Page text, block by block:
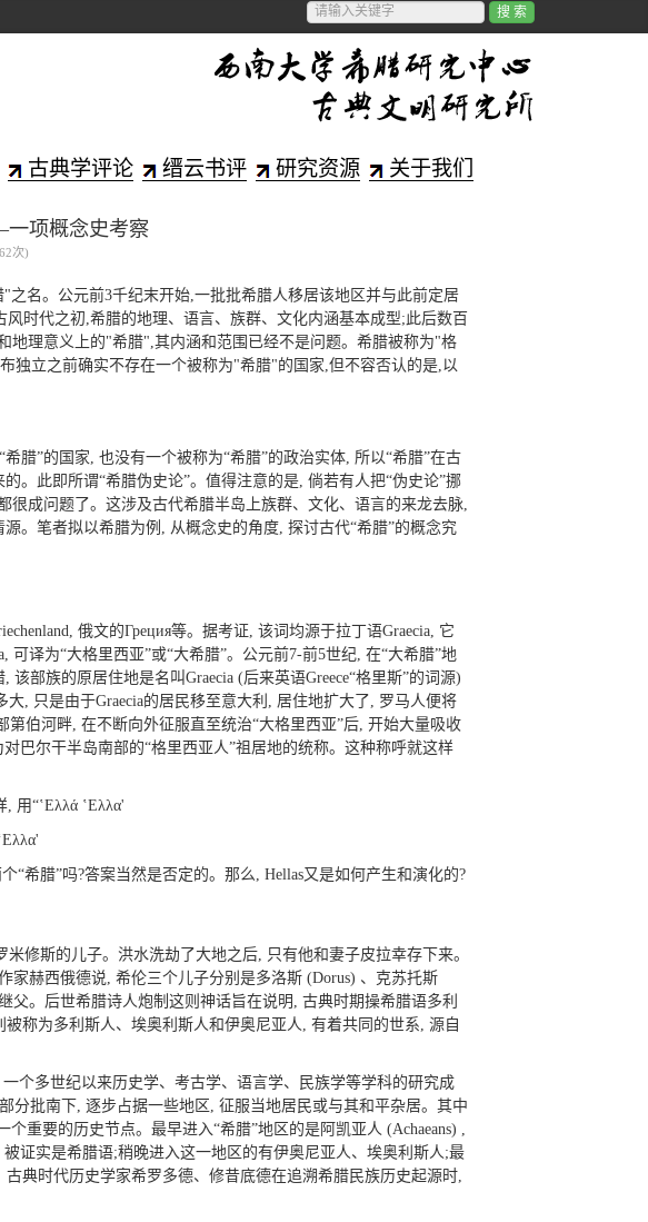
古典学评论 缙云书评 研究资源 关于我们
项概念史考察
次)
名。公元前3千纪末开始,一批批希腊人移居该地区并与此前定居
时代之初,希腊的地理、语言、族群、文化内涵基本成型;此后数百
理意义上的"希腊",其内涵和范围已经不是问题。希腊被称为"格
独立之前确实不存在一个被称为"希腊"的国家,但不容否认的是,以
腊”的国家, 也没有一个被称为“希腊”的政治实体, 所以“希腊”在古
。此即所谓“希腊伪史论”。值得注意的是, 倘若有人把“伪史论”挪
成问题了。这涉及古代希腊半岛上族群、文化、语言的来龙去脉,
。笔者拟以希腊为例, 从概念史的角度, 探讨古代“希腊”的概念究
俄文的Греция等。据考证, 该词均源于拉丁语Graecia, 它
译为“大格里西亚”或“大希腊”。公元前7-前5世纪, 在“大希腊”地
部族的原居住地是名叫Graecia (后来英语Greece“格里斯”的词源)
, 只是由于Graecia的居民移至意大利, 居住地扩大了, 罗马人便将
伯河畔, 在不断向外征服直至统治“大格里西亚”后, 开始大量吸收
巴尔干半岛南部的“格里西亚人”祖居地的统称。这种称呼就这样
用“ʽEλλά ʽEλλα'
“希腊”吗?答案当然是否定的。那么, Hellas又是如何产生和演化的?
修斯的儿子。洪水洗劫了大地之后, 只有他和妻子皮拉幸存下来。
家赫西俄德说, 希伦三个儿子分别是多洛斯 (Dorus) 、克苏托斯
。后世希腊诗人炮制这则神话旨在说明, 古典时期操希腊语多利
称为多利斯人、埃奥利斯人和伊奥尼亚人, 有着共同的世系, 源自
个多世纪以来历史学、考古学、语言学、民族学等学科的研究成
分批南下, 逐步占据一些地区, 征服当地居民或与其和平杂居。其中
个重要的历史节点。最早进入“希腊”地区的是阿凯亚人 (Achaeans) ,
证实是希腊语;稍晚进入这一地区的有伊奥尼亚人、埃奥利斯人;最
古典时代历史学家希罗多德、修昔底德在追溯希腊民族历史起源时,